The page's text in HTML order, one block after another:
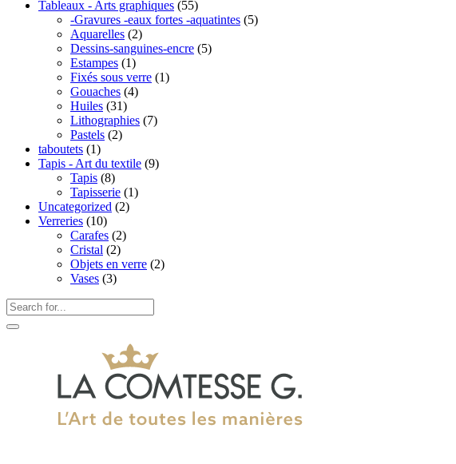
Tableaux - Arts graphiques (55)
-Gravures -eaux fortes -aquatintes (5)
Aquarelles (2)
Dessins-sanguines-encre (5)
Estampes (1)
Fixés sous verre (1)
Gouaches (4)
Huiles (31)
Lithographies (7)
Pastels (2)
taboutets (1)
Tapis - Art du textile (9)
Tapis (8)
Tapisserie (1)
Uncategorized (2)
Verreries (10)
Carafes (2)
Cristal (2)
Objets en verre (2)
Vases (3)